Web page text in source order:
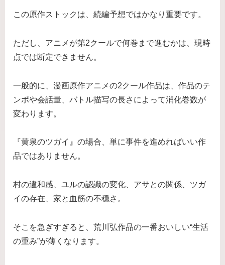
この原作ストックは、続編予想ではかなり重要です。
ただし、アニメが第2クールで何巻まで進むかは、現時
点では断定できません。
一般的に、漫画原作アニメの2クール作品は、作品のテ
ンポや会話量、バトル描写の長さによって消化巻数が
変わります。
『黄泉のツガイ』の場合、単に事件を進めればいい作
品ではありません。
村の違和感、ユルの認識の変化、アサとの関係、ツガ
イの存在、家と血筋の不穏さ。
そこを急ぎすぎると、荒川弘作品の一番おいしい“生活
の重み”が薄くなります。